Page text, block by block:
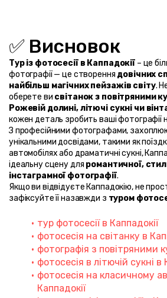
✅ Висновок
Тур із фотосесії в Каппадокії – це
фотографії — це створення довічних
найбільш магічних пейзажів світу.
оберете ви світанок з повітряними
Рожевій долині, літючі сукні чи
кожен деталь зробить ваші фотографії
З професійними фотографами,
унікальними досвідами, такими як
автомобілях або драматичні сукні,
ідеальну сцену для романтичної,
інстаграмної фотографії.
Якщо ви відвідуєте Каппадокію, не
зафіксуйте її назавжди з туром
тур фотосесії в Каппадокії
фотосесія на світанку в
фотографія з повітряними
фотосесія в літючій сукні в
фотосесія на класичному
Каппадокії